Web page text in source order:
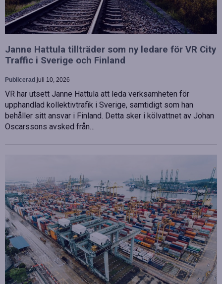
Janne Hattula tillträder som ny ledare för VR City
Traffic i Sverige och Finland
Publicerad juli 10, 2026
VR har utsett Janne Hattula att leda verksamheten för
upphandlad kollektivtrafik i Sverige, samtidigt som han
behåller sitt ansvar i Finland. Detta sker i kölvattnet av Johan
Oscarssons avsked från…